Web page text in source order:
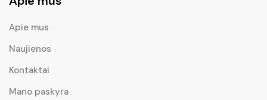
Apie mus
Naujienos
Kontaktai
Mano paskyra